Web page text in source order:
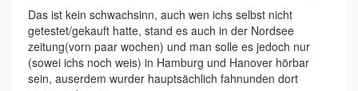
Das ist kein schwachsinn, auch wen ichs selbst nicht
getestet/gekauft hatte, stand es auch in der Nordsee
zeitung(vorn paar wochen) und man solle es jedoch nur
(sowei ichs noch weis) in Hamburg und Hanover hörbar
sein, auserdem wurder hauptsächlich fahnunden dort